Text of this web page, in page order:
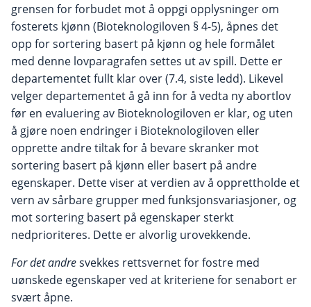
grensen for forbudet mot å oppgi opplysninger om
fosterets kjønn (Bioteknologiloven § 4-5), åpnes det
opp for sortering basert på kjønn og hele formålet
med denne lovparagrafen settes ut av spill. Dette er
departementet fullt klar over (7.4, siste ledd). Likevel
velger departementet å gå inn for å vedta ny abortlov
før en evaluering av Bioteknologiloven er klar, og uten
å gjøre noen endringer i Bioteknologiloven eller
opprette andre tiltak for å bevare skranker mot
sortering basert på kjønn eller basert på andre
egenskaper. Dette viser at verdien av å opprettholde et
vern av sårbare grupper med funksjonsvariasjoner, og
mot sortering basert på egenskaper sterkt
nedprioriteres. Dette er alvorlig urovekkende.
For det andresvekkes rettsvernet for fostre med
uønskede egenskaper ved at kriteriene for senabort er
svært åpne.